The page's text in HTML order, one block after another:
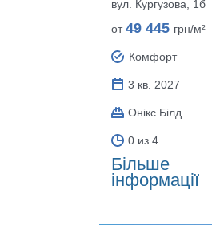
вул. Кургузова, 1б
от49 445 грн/м²
Комфорт
3 кв. 2027
Онікс Білд
0 из 4
Більше
інформації